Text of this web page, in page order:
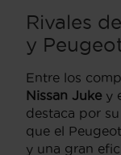
Rivales
y
Entre los
Nissan Juke y
destaca por
que el
y una gran